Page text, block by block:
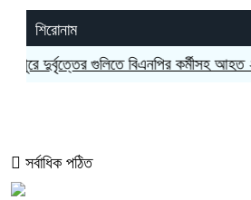
শিরোনাম
দুর্বৃত্তের গুলিতে বিএনপির কর্মীসহ আহত ২
সর্বাধিক পঠিত